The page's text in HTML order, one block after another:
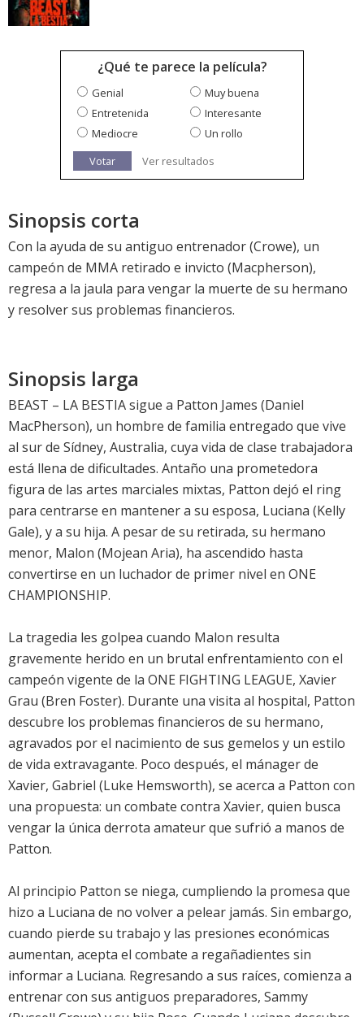
¿Qué te parece la película?
Genial
Muy buena
Entretenida
Interesante
Mediocre
Un rollo
Votar
Ver resultados
Sinopsis corta
Con la ayuda de su antiguo entrenador (Crowe), un
campeón de MMA retirado e invicto (Macpherson),
regresa a la jaula para vengar la muerte de su hermano
y resolver sus problemas financieros.
Sinopsis larga
BEAST – LA BESTIA sigue a Patton James (Daniel
MacPherson), un hombre de familia entregado que vive
al sur de Sídney, Australia, cuya vida de clase trabajadora
está llena de dificultades. Antaño una prometedora
figura de las artes marciales mixtas, Patton dejó el ring
para centrarse en mantener a su esposa, Luciana (Kelly
Gale), y a su hija. A pesar de su retirada, su hermano
menor, Malon (Mojean Aria), ha ascendido hasta
convertirse en un luchador de primer nivel en ONE
CHAMPIONSHIP.
La tragedia les golpea cuando Malon resulta
gravemente herido en un brutal enfrentamiento con el
campeón vigente de la ONE FIGHTING LEAGUE, Xavier
Grau (Bren Foster). Durante una visita al hospital, Patton
descubre los problemas financieros de su hermano,
agravados por el nacimiento de sus gemelos y un estilo
de vida extravagante. Poco después, el mánager de
Xavier, Gabriel (Luke Hemsworth), se acerca a Patton con
una propuesta: un combate contra Xavier, quien busca
vengar la única derrota amateur que sufrió a manos de
Patton.
Al principio Patton se niega, cumpliendo la promesa que
hizo a Luciana de no volver a pelear jamás. Sin embargo,
cuando pierde su trabajo y las presiones económicas
aumentan, acepta el combate a regañadientes sin
informar a Luciana. Regresando a sus raíces, comienza a
entrenar con sus antiguos preparadores, Sammy